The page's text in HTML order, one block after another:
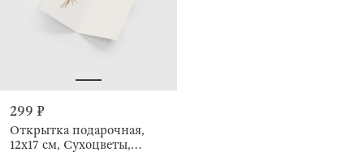
299 ₽
Открытка подарочная,
12х17 см, Сухоцветы,